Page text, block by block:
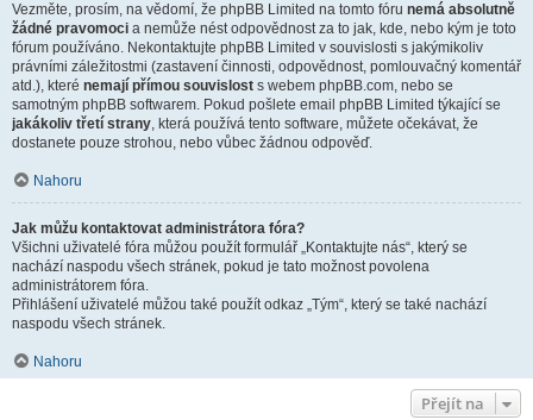
Vezměte, prosím, na vědomí, že phpBB Limited na tomto fóru nemá absolutně
žádné pravomoci a nemůže nést odpovědnost za to jak, kde, nebo kým je toto
fórum používáno. Nekontaktujte phpBB Limited v souvislosti s jakýmikoliv
právními záležitostmi (zastavení činnosti, odpovědnost, pomlouvačný komentář
atd.), které nemají přímou souvislost s webem phpBB.com, nebo se
samotným phpBB softwarem. Pokud pošlete email phpBB Limited týkající se
jakákoliv třetí strany, která používá tento software, můžete očekávat, že
dostanete pouze strohou, nebo vůbec žádnou odpověď.
Nahoru
Jak můžu kontaktovat administrátora fóra?
Všichni uživatelé fóra můžou použít formulář „Kontaktujte nás“, který se
nachází naspodu všech stránek, pokud je tato možnost povolena
administrátorem fóra.
Přihlášení uživatelé můžou také použít odkaz „Tým“, který se také nachází
naspodu všech stránek.
Nahoru
Přejít na